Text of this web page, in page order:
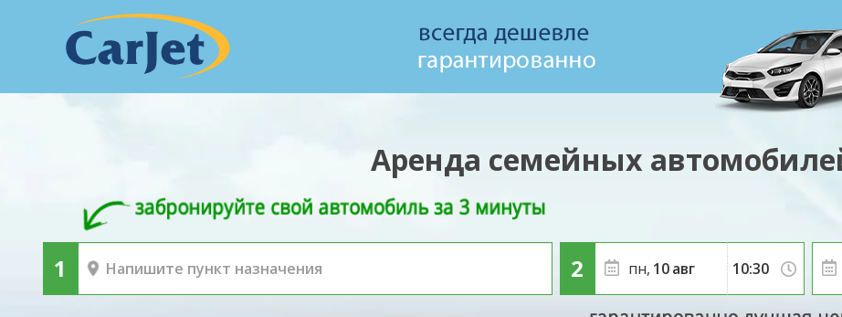
Аренда семейных
пн, 10авг